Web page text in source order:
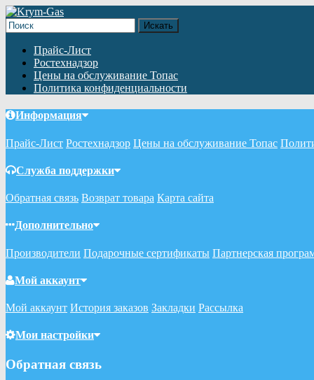
Прайс-Лист
Ростехнадзор
Цены на обслуживание Топас
Политика конфиденциальности
Информация
Прайс-Лист Ростехнадзор Цены на обслуживание Топас
Служба поддержки
Обратная связь Возврат товара Карта сайта
Дополнительно
Производители Подарочные сертификаты Партнерская
Мой аккаунт
Мой аккаунт История заказов Закладки Рассылка
Мои настройки
Обратная связь